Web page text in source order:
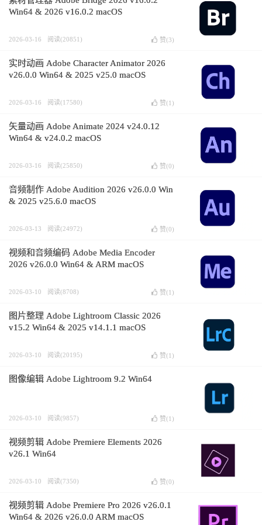
Win64 & 2026 v16.0.2 macOS
2026-03-16 阅读(20851) 赞(3)
实时动画 Adobe Character Animator 2026
v26.0.0 Win64 & 2025 v25.0 macOS
2026-03-16 阅读(17580) 赞(1 )
矢量动画 Adobe Animate 2024 v24.0.12
Win64 & v24.0.2 macOS
2026-03-16 阅读(25850) 赞(0)
音频制作 Adobe Audition 2026 v26.0.0 Win
& 2025 v25.6.0 macOS
2026-03-13 阅读(24972) 赞(0)
视频和音频编码 Adobe Media Encoder
2026 v26.0.0 Win64 & ARM macOS
2026-03-10 阅读(8708) 赞(1 )
图片整理 Adobe Lightroom Classic 2026
v15.2 Win64 & 2025 v14.1.1 macOS
2026-03-10 阅读(20195) 赞(1 )
图像编辑 Adobe Lightroom 9.2 Win64
2026-03-10 阅读(9857) 赞(1 )
视频剪辑 Adobe Premiere Elements 2026
v26.1 Win64
2026-03-10 阅读(7350) 赞(0)
视频剪辑 Adobe Premiere Pro 2026 v26.0.1
Win64 & 2026 v26.0.0 ARM macOS